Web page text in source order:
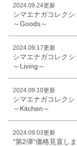
2024.09.24更新
シマエナガコレクシ
～Goods～
2024.09.17更新
シマエナガコレクシ
～Living～
2024.09.10更新
シマエナガコレクシ
～Kitchen～
2024.09.03更新
"第2弾"価格見直し